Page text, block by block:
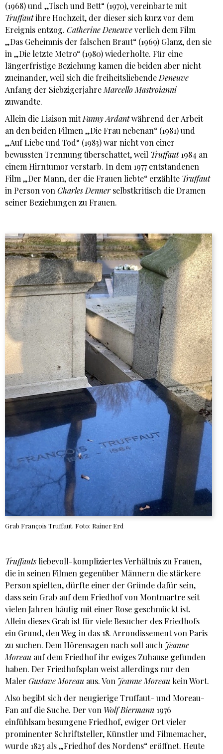
(1968) und „Tisch und Bett“ (1970), vereinbarte mit
Truffautihre Hochzeit, der dieser sich kurz vor dem
Ereignis entzog. Catherine Deneuveverlieh dem Film
„Das Geheimnis der falschen Braut“ (1969) Glanz, den sie
in „Die letzte Metro“ (1980) wiederholte. Für eine
längerfristige Beziehung kamen die beiden aber nicht
zueinander, weil sich die freiheitsliebendeDeneuve
Anfang der SiebzigerjahreMarcelloMastroianni
zuwandte.
Allein die Liaison mitFanny Ardantwährend der Arbeit
an den beiden Filmen „Die Frau nebenan“ (1981) und
„Auf Liebe und Tod“ (1983) war nicht von einer
bewussten Trennung überschattet, weil Truffaut1984 an
einem Hirntumor verstarb. In dem 1977 entstandenen
Film „Der Mann, der die Frauen liebte“ erzählte Truffaut
in Person vonCharles Dennerselbstkritisch die Dramen
seiner Beziehungen zu Frauen.
Grab François Truffaut. Foto: Rainer Erd
Truffauts liebevoll-kompliziertes Verhältnis zu Frauen,
die in seinen Filmen gegenüber Männern die stärkere
Person spielten, dürfte einer der Gründe dafür sein,
dass sein Grab auf dem Friedhof von Montmartre seit
vielen Jahren häufig mit einer Rose geschmückt ist.
Allein dieses Grab ist für viele Besucher des Friedhofs
ein Grund, den Weg in das 18. Arrondissement von Paris
zu suchen. Dem Hörensagen nach soll auch Jeanne
Moreau auf dem Friedhof ihr ewiges Zuhause gefunden
haben. Der Friedhofsplan weist allerdings nur den
Maler Gustave Moreau aus. Von Jeanne Moreau kein Wort.
Also begibt sich der neugierige Truffaut- und Moreau-
Fan auf die Suche. Der von Wolf Biermann 1976
einfühlsam besungene Friedhof, ewiger Ort vieler
prominenter Schriftsteller, Künstler und Filmemacher,
wurde 1825 als „Friedhof des Nordens“ eröffnet. Heute